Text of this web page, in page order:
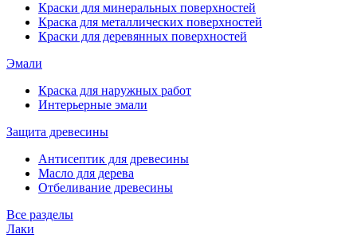
Краски для минеральных поверхностей
Краска для металлических поверхностей
Краски для деревянных поверхностей
Эмали
Краска для наружных работ
Интерьерные эмали
Защита древесины
Антисептик для древесины
Масло для дерева
Отбеливание древесины
Все разделы
Лаки